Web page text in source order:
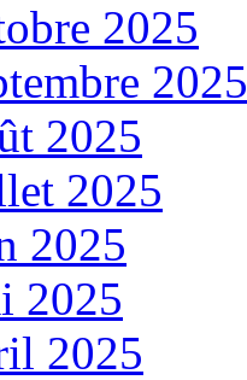
2025
2025
2025
2025
2025
2025
2025